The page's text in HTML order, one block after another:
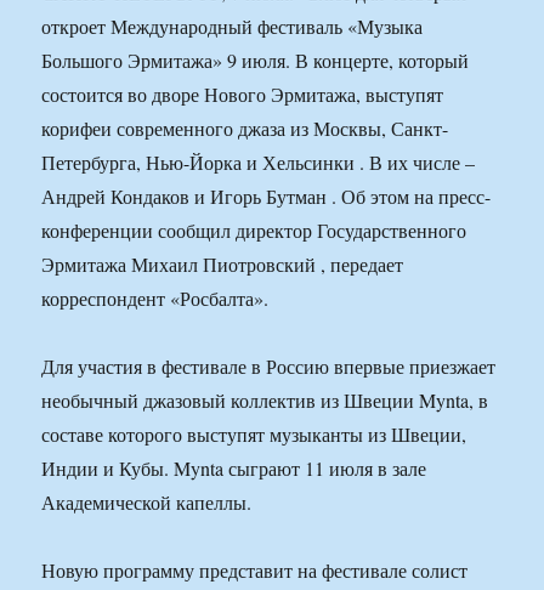
откроет Международный фестиваль «Музыка
Большого Эрмитажа» 9 июля. В концерте, который
состоится во дворе Нового Эрмитажа, выступят
корифеи современного джаза из Москвы, Санкт-
Петербурга, Нью-Йорка и Хельсинки . В их числе –
Андрей Кондаков и Игорь Бутман . Об этом на пресс-
конференции сообщил директор Государственного
Эрмитажа Михаил Пиотровский , передает
корреспондент «Росбалта».
Для участия в фестивале в Россию впервые приезжает
необычный джазовый коллектив из Швеции Mynta, в
составе которого выступят музыканты из Швеции,
Индии и Кубы. Mynta сыграют 11 июля в зале
Академической капеллы.
Новую программу представит на фестивале солист